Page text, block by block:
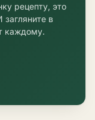
рецепту, это
в
каждому.